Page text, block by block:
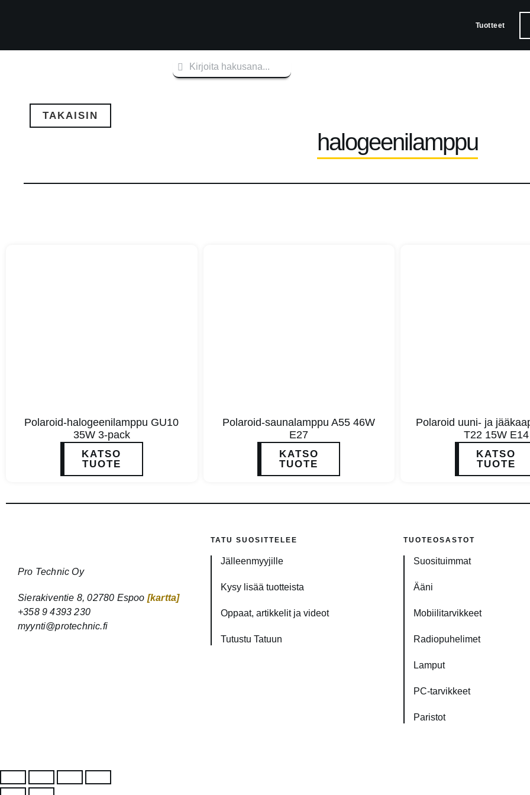
Tuotteet
TAKAISIN
halogeenilamppu
Polaroid-halogeenilamppu GU10
35W 3-pack
KATSO
TUOTE
Polaroid-saunalamppu A55 46W
E27
KATSO
TUOTE
Polaroid uuni- ja
T22 15W E14
KATSO
TUOTE
Pro Technic Oy
Sierakiventie 8, 02780 Espoo [kartta]
+358 9 4393 230
myynti@protechnic.fi
TATU SUOSITTELEE
Jälleenmyyjille
Kysy lisää tuotteista
Oppaat, artikkelit ja videot
Tutustu Tatuun
TUOTEOSASTOT
Suosituimmat
Ääni
Mobiilitarvikkeet
Radiopuhelimet
Lamput
PC-tarvikkeet
Paristot